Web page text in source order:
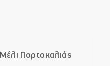
Μέλι Πορτοκαλιάς